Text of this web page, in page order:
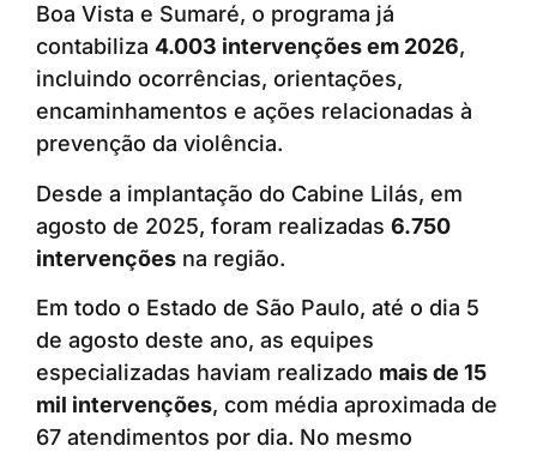
Boa Vista e Sumaré, o programa já
contabiliza 4.003 intervenções em 2026,
incluindo ocorrências, orientações,
encaminhamentos e ações relacionadas à
prevenção da violência.
Desde a implantação do Cabine Lilás, em
agosto de 2025, foram realizadas 6.750
intervenções na região.
Em todo o Estado de São Paulo, até o dia 5
de agosto deste ano, as equipes
especializadas haviam realizado mais de 15
mil intervenções, com média aproximada de
67 atendimentos por dia. No mesmo